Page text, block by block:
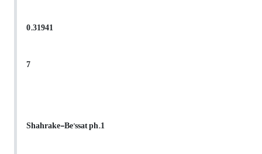
0.31941
7
Shahrake-Be’ssat ph.1